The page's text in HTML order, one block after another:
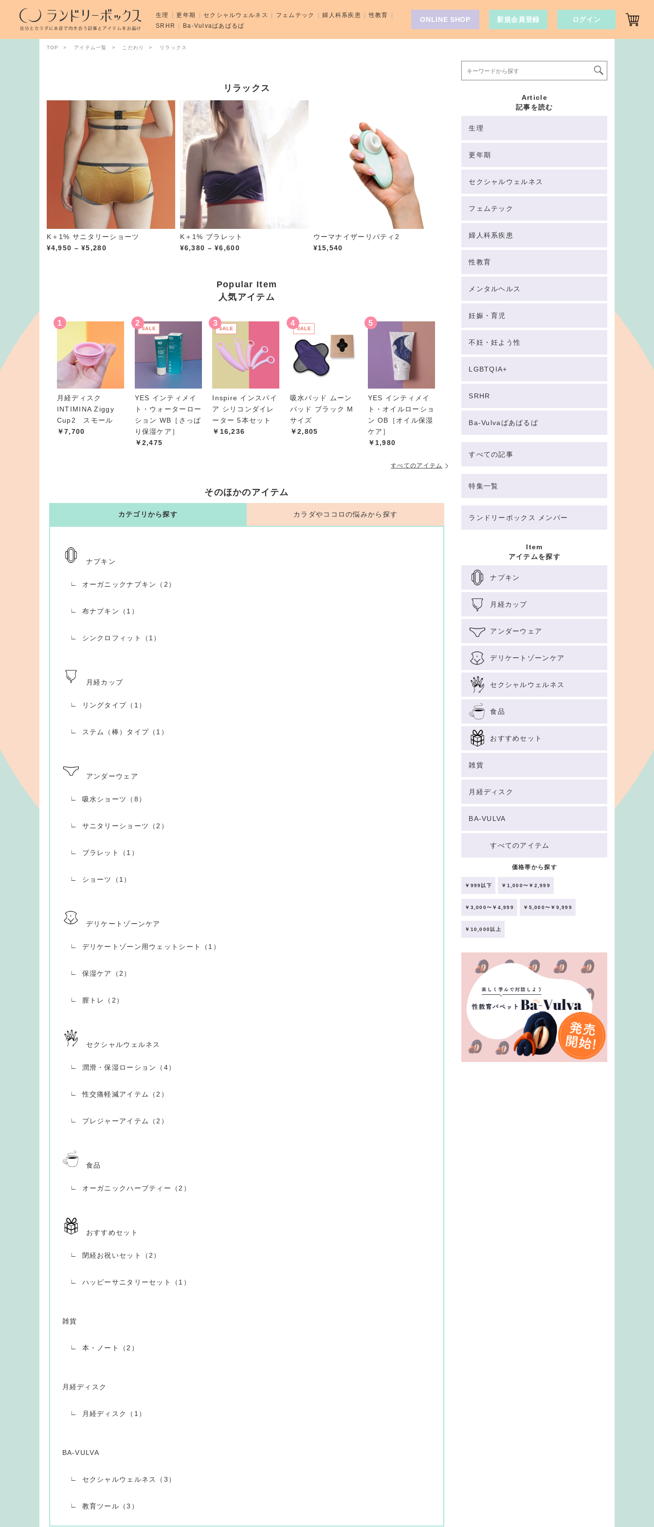
TOP アイテム一覧 こだわり リラックス
リラックス
K＋1% サニタリーショーツ
¥4,950 –¥5,280価
0
–
¥
8
K＋1% ブラレット
¥6,380 –¥6,600価
:
¥
6
8
0
–
¥
ウーマナイザーリバティ2
¥15,540
Popular Item
人気アイテム
月経ディスク
INTIMINA Ziggy
Cup2 スモール
￥7,700
SALE
YES インティメイ
ト・ウォーターロー
ション WB［さっぱ
り保湿ケア］
￥2,475
SALE
Inspire インスパイ
ア シリコンダイレ
ーター 5本セット
￥16,236
SALE
吸水パッド ムーン
パッド ブラック M
サイズ
￥2,805
YES インティメイ
ト・オイルローショ
ン OB［オイル保湿
ケア］
￥1,980
すべてのアイテム
そのほかのアイテム
カテゴリから探す
ナプキン
オーガニックナプキン（2）
布ナプキン（1）
シンクロフィット（1）
月経カップ
リングタイプ（1）
ステム（棒）タイプ（1）
アンダーウェア
吸水ショーツ（8）
サニタリーショーツ（2）
ブラレット（1）
ショーツ（1）
デリケートゾーンケア
デリケートゾーン用ウェットシート（1）
保湿ケア（2）
膣トレ（2）
セクシャルウェルネス
潤滑・保湿ローション（4）
性交痛軽減アイテム（2）
プレジャーアイテム（2）
食品
オーガニックハーブティー（2）
おすすめセット
閉経お祝いセット（2）
ハッピーサニタリーセット（1）
雑貨
本・ノート（2）
月経ディスク
月経ディスク（1）
BA-VULVA
セクシャルウェルネス（3）
教育ツール（3）
カラダやココロの悩みから探す
Article
記事を読む
生理
更年期
セクシャルウェルネス
フェムテック
婦人科系疾患
性教育
メンタルヘルス
妊娠・育児
不妊・妊よう性
LGBTQIA+
SRHR
Ba-Vulvaばあばるば
すべての記事
特集一覧
ランドリーボックス メンバー
Item
アイテムを探す
ナプキン
月経カップ
アンダーウェア
デリケートゾーンケア
セクシャルウェルネス
食品
おすすめセット
雑貨
月経ディスク
BA-VULVA
すべてのアイテム
価格帯から探す
￥999以下 ￥1,000〜￥2,999
￥3,000〜￥4,999 ￥5,000〜￥9,999
￥10,000以上
生理 更年期 セクシャルウェルネス フェムテック 婦人科系疾患
性教育
SRHR
Ba-Vulvaばあばるば
ONLINE SHOP 新規会員登録 ログイン